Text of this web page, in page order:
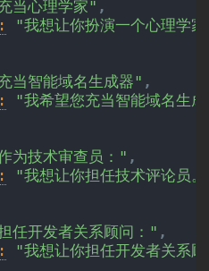
当心理学家" ,
"我想让你扮演一个心理学
当智能域名生成器" ,
"我希望您充当智能域名生
为技术审查员：" ,
"我想让你担任技术评论员
任开发者关系顾问：" ,
"我想让你担任开发者关系